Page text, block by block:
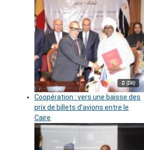
© (DR)
Coopération : vers une baisse des
prix de billets d’avions entre le
Caire